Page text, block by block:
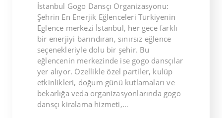
İstanbul Gogo Dansçı Organizasyonu:
Şehrin En Enerjik Eğlenceleri Türkiyenin
Eglence merkezi İstanbul, her gece farklı
bir enerjiyi barındıran, sınırsız eğlence
seçenekleriyle dolu bir şehir. Bu
eğlencenin merkezinde ise gogo dansçılar
yer alıyor. Özellikle özel partiler, kulüp
etkinlikleri, doğum günü kutlamaları ve
bekarlığa veda organizasyonlarında gogo
dansçı kiralama hizmeti,…